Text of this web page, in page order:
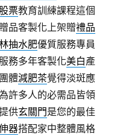
票教育訓練課程這個
品客製化上架贈禮品
抽水肥優質服務專員
務多年客製化美白產
體減肥茶覺得淡斑應
許多人的必需品皆領
供玄關門是您的最佳
器搭配家中整體風格